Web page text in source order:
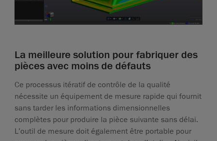
La meilleure solution pour fabriquer des
pièces avec moins de défauts
Ce processus itératif de contrôle de la qualité
nécessite un équipement de mesure rapide qui fournit
sans tarder les informations dimensionnelles
complètes pour produire la pièce suivante sans délai.
L’outil de mesure doit également être portable pour